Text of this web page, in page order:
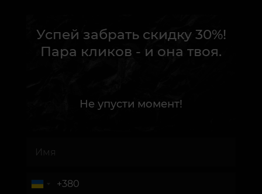
Успей забрать скидку 30%!
Пара кликов - и она твоя.
Не упусти момент!